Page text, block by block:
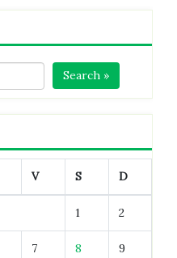
Search »
V S D
1 2
7 8 9